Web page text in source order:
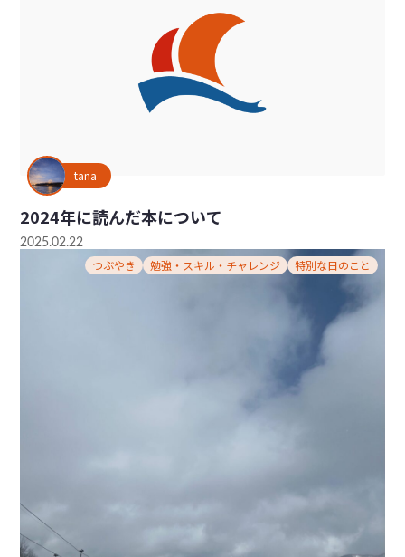
tana
2024年に読んだ本について
2025.02.22
つぶやき 勉強・スキル・チャレンジ 特別な日のこと